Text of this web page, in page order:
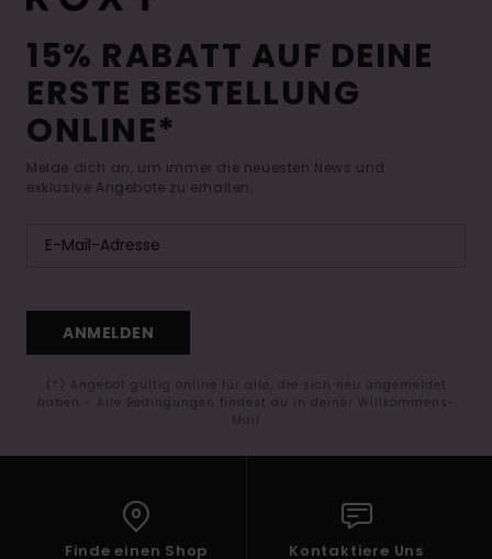
15% RABATT AUF DEINE
ERSTE BESTELLUNG
ONLINE*
Melde dich an, um immer die neuesten News und
exklusive Angebote zu erhalten.
ANMELDEN
(*) Angebot gültig online für alle, die sich neu angemeldet
haben - Alle Bedingungen findest du in deiner Willkommens-
Mail
Finde einen Shop Kontaktiere Uns